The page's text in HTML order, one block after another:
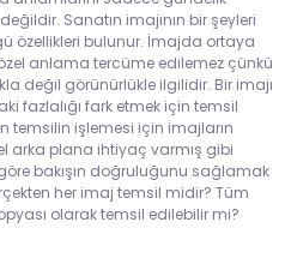
Sanatın imajının bir şeyleri
özellikleri bulunur. İmajda ortaya
anlama tercüme edilemez çünkü
değil görünürlükle ilgilidir. Bir imajı
fazlalığı fark etmek için temsil
temsilin işlemesi için imajların
arka plana ihtiyaç varmış gibi
bakışın doğruluğunu sağlamak
her imaj temsil midir? Tüm
olarak temsil edilebilir mi?